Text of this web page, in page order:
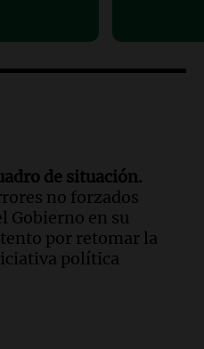
en peluquería de
escapados con
valor
de situación.
no forzados
Gobierno en su
por retomar la
política